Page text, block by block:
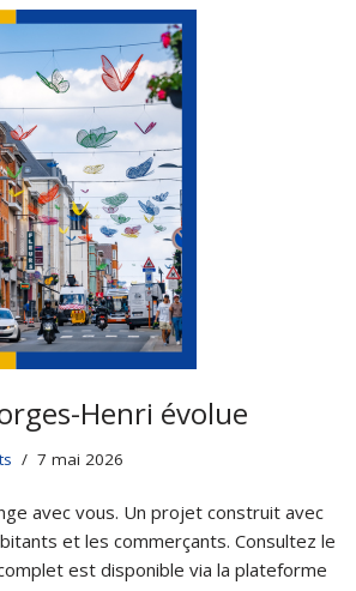
Henri évolue
7 mai 2026
avec vous. Un projet construit avec
et les commerçants. Consultez le
est disponible via la plateforme